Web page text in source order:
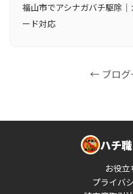
福山市でアシナガバチ駆除
ード対応
← ブログ
ハチ
お役
プライバ